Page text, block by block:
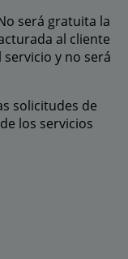
será gratuita la
al cliente
y no será
solicitudes de
los servicios